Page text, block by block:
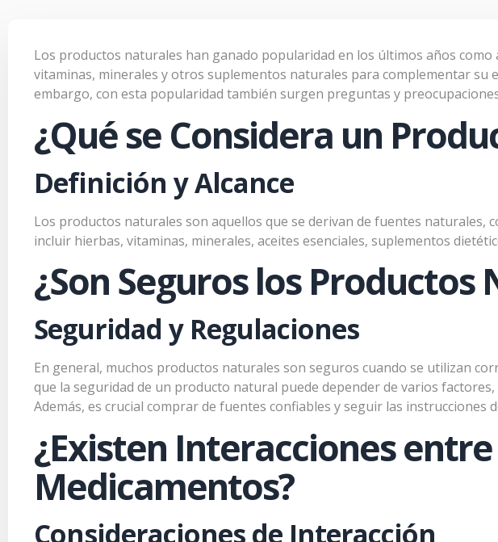
Los productos naturales han ganado popularidad en los últimos años
vitaminas, minerales y otros suplementos naturales para complementar su
embargo, con esta popularidad también surgen preguntas y
¿Qué se Considera un
Definición y Alcance
Los productos naturales son aquellos que se derivan de fuentes naturales,
incluir hierbas, vitaminas, minerales, aceites esenciales, suplementos
¿Son Seguros los Productos
Seguridad y Regulaciones
En general, muchos productos naturales son seguros cuando se utilizan
que la seguridad de un producto natural puede depender de varios
Además, es crucial comprar de fuentes confiables y seguir las instrucciones
¿Existen Interacciones
Medicamentos?
Consideraciones de Interacción